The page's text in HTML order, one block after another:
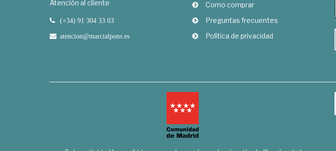
Atención al cliente
(+34) 91 304 33 03
atencion@marcialpons.es
Como comprar
Preguntas frecuentes
Política de privacidad